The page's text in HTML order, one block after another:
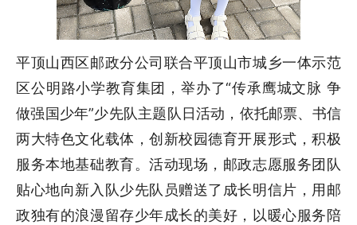
平顶山西区邮政分公司联合平顶山市城乡一体示范
区公明路小学教育集团，举办了“传承鹰城文脉 争
做强国少年”少先队主题队日活动，依托邮票、书信
两大特色文化载体，创新校园德育开展形式，积极
服务本地基础教育。活动现场，邮政志愿服务团队
贴心地向新入队少先队员赠送了成长明信片，用邮
政独有的浪漫留存少年成长的美好，以暖心服务陪